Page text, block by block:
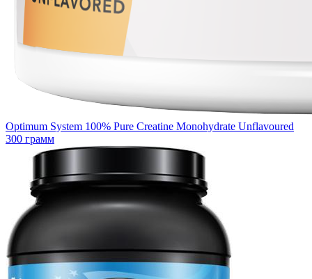
Optimum System 100% Pure Creatine Monohydrate Unflavoured
300 грамм